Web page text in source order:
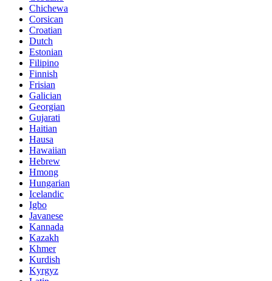
Chichewa
Corsican
Croatian
Dutch
Estonian
Filipino
Finnish
Frisian
Galician
Georgian
Gujarati
Haitian
Hausa
Hawaiian
Hebrew
Hmong
Hungarian
Icelandic
Igbo
Javanese
Kannada
Kazakh
Khmer
Kurdish
Kyrgyz